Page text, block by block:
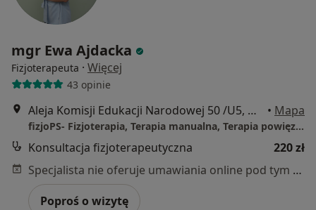
mgr Ewa Ajdacka
Fizjoterapeuta · Więcej
43 opinie
Aleja Komisji Edukacji Narodowej 50 /U5, Warszawa • Mapa
fizjoPS- Fizjoterapia, Terapia manualna, Terapia powięziowa, INDIBA.
Konsultacja fizjoterapeutyczna
220 zł
Specjalista nie oferuje umawiania online pod tym adresem.
Poproś o wizytę